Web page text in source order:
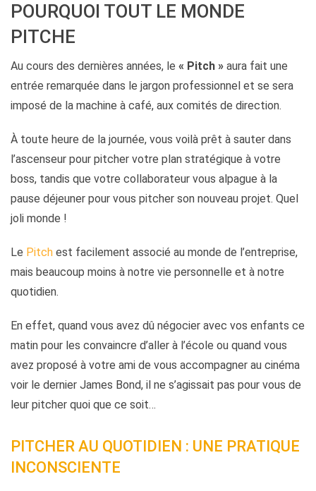
POURQUOI TOUT LE MONDE
PITCHE
Au cours des dernières années, le « Pitch » aura fait une
entrée remarquée dans le jargon professionnel et se sera
imposé de la machine à café, aux comités de direction.
À toute heure de la journée, vous voilà prêt à sauter dans
l’ascenseur pour pitcher votre plan stratégique à votre
boss, tandis que votre collaborateur vous alpague à la
pause déjeuner pour vous pitcher son nouveau projet. Quel
joli monde !
Le Pitch est facilement associé au monde de l’entreprise,
mais beaucoup moins à notre vie personnelle et à notre
quotidien.
En effet, quand vous avez dû négocier avec vos enfants ce
matin pour les convaincre d’aller à l’école ou quand vous
avez proposé à votre ami de vous accompagner au cinéma
voir le dernier James Bond, il ne s’agissait pas pour vous de
leur pitcher quoi que ce soit…
PITCHER AU QUOTIDIEN : UNE PRATIQUE
INCONSCIENTE